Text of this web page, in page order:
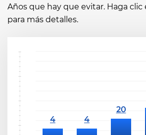
Años que hay que evitar. Haga clic
para más detalles.